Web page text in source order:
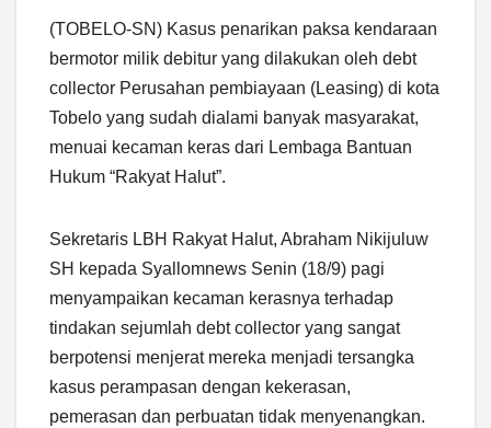
(TOBELO-SN) Kasus penarikan paksa kendaraan
bermotor milik debitur yang dilakukan oleh debt
collector Perusahan pembiayaan (Leasing) di kota
Tobelo yang sudah dialami banyak masyarakat,
menuai kecaman keras dari Lembaga Bantuan
Hukum “Rakyat Halut”.
Sekretaris LBH Rakyat Halut, Abraham Nikijuluw
SH kepada Syallomnews Senin (18/9) pagi
menyampaikan kecaman kerasnya terhadap
tindakan sejumlah debt collector yang sangat
berpotensi menjerat mereka menjadi tersangka
kasus perampasan dengan kekerasan,
pemerasan dan perbuatan tidak menyenangkan.